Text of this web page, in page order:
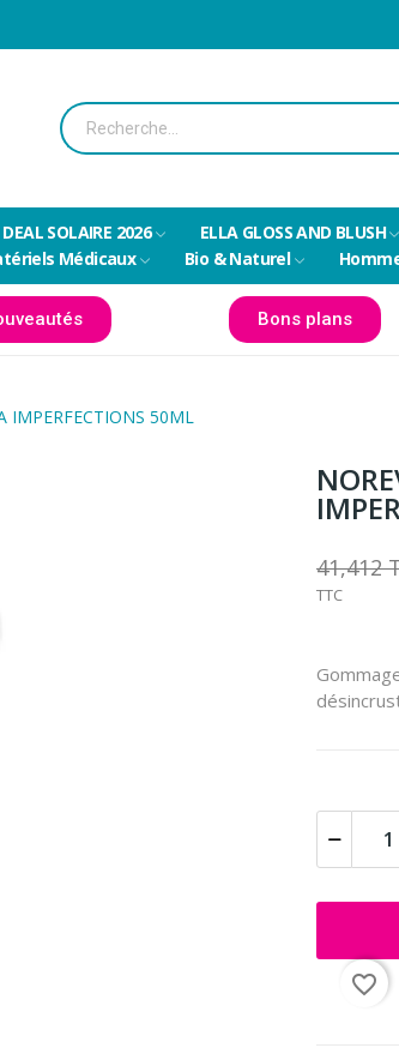
DEAL SOLAIRE 2026 ELLA GLOSS AND BLUSH
Médicaux Bio & Naturel
Bons plans
IMPERFECTIONS 50ML
41,412
TTC
favorite_border